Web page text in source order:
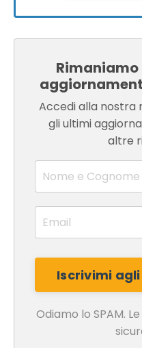
Accedi alla nostra
gli ultimi
altre
Odiamo lo SPAM.